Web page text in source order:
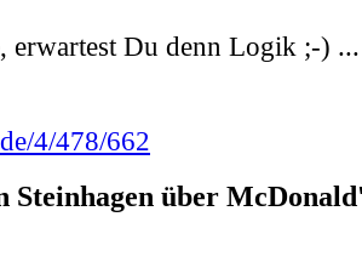
erwartest Du denn Logik ;-) ...
4/478/662
Steinhagen über